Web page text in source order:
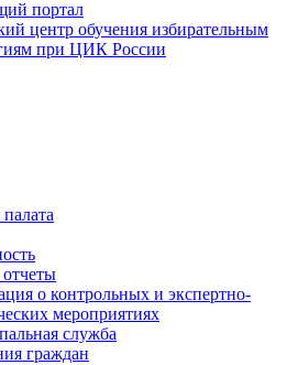
портал
центр обучения избирательным
при ЦИК России
о контрольных и экспертно-
мероприятиях
служба
граждан